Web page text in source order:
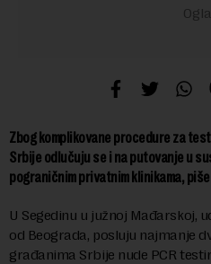
Zbog komplikovane procedure za
Srbije odlučuju se i na putovanje u
pograničnim privatnim klinikama, piše
U Segedinu u južnoj Mađarskoj,
od Beograda, posluju najmanje
građanima Srbije nude PCR